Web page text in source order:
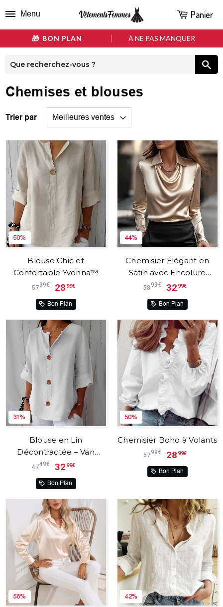
BON PLAN À NE PAS MANQUER
Menu Panier
Chemises et blouses
Trier par
50%
Blouse Chic et
Confortable Yvonna™
5799€ 28 99€
Bon Plan
44%
Chemisier Élégant en
Satin avec Encolure
Drapée Carmina™
5899€ 32 99€
Bon Plan
31%
Blouse en Lin
Décontractée – Van
Laar™
4749€ 32 99€
Bon Plan
50%
Chemisier Boho à Volants
5799€ 28 99€
Bon Plan
58% 42%